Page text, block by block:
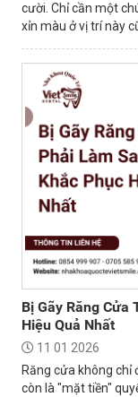
cười. Chỉ cần một
xỉn màu ở vị trí này
Bị Gãy Răng Cửa
Hiệu Quả Nhất
11 01 2026
Răng cửa không
còn là "mặt tiền"